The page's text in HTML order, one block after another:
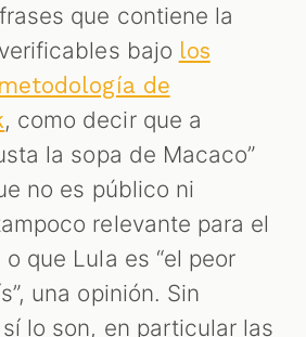
que contiene la
bajo los
de
, como decir que a
la sopa de Macaco”
no es público ni
relevante para el
que Lula es “el peor
una opinión. Sin
lo son, en particular las